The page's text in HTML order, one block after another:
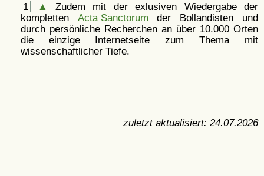
1 ▲
Zudem mit der exlusiven Wiedergabe der
kompletten Acta Sanctorum der Bollandisten und
durch persönliche Recherchen an über 10.000 Orten
die einzige Internetseite zum Thema mit
wissenschaftlicher Tiefe.
zuletzt aktualisiert: 24.07.2026